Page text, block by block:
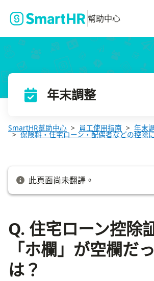
幫助中心
年末調整
SmartHR幫助中心 員工使用指南 年末
保険料・住宅ローン・配偶者などの控除
此頁面尚未翻譯。
Q. 住宅ローン控除
「ホ欄」が空欄だ
は？